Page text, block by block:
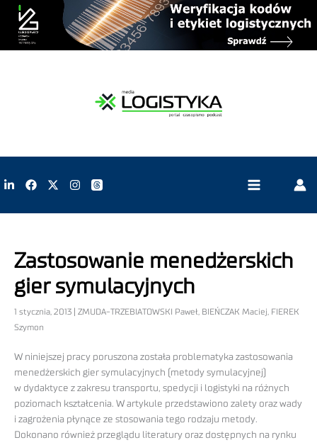
Zastosowanie menedżerskich
gier symulacyjnych
1 stycznia, 2013 | ZMUDA-TRZEBIATOWSKI Paweł, BIEŃCZAK Maciej, FIEREK
Szymon
W niniejszej pracy poruszona została problematyka zastosowania
menedżerskich gier symulacyjnych (metody symulacyjnej)
w dydaktyce z zakresu transportu, spedycji i logistyki na różnych
poziomach kształcenia. W artykule przedstawiono zalety oraz wady
i zagrożenia płynące ze stosowania tego rodzaju metody.
Dokonano również przeglądu literatury oraz dostępnych na rynku